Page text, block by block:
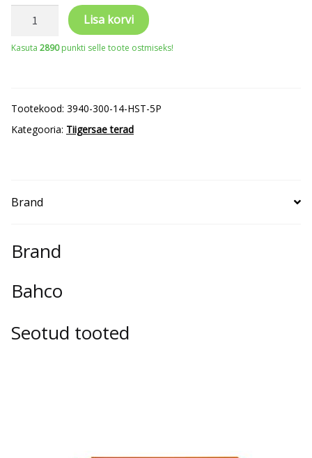
Tiigersae
14TPI
paksule
kogus
Lisa korvi
Kasuta 2890punkti selle toote ostmiseks!
Tootekood: 3940-300-14-HST-5P
Kategooria: Tiigersae terad
Brand
Brand
Bahco
Seotud tooted